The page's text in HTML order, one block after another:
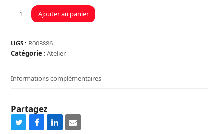
quantité
DE
MACON
Ajouter au panier
UGS : R003886
Catégorie : Atelier
Informations complémentaires
Partagez
ShareShareShareShare